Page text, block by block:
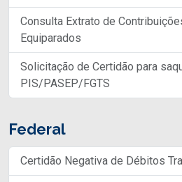
Consulta Extrato de
Equiparados
Solicitação de Certidão para
PIS/PASEP/FGTS
Federal
Certidão Negativa de Débitos